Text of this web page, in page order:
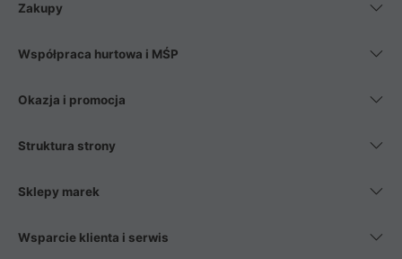
Zakupy
Współpraca hurtowa i MŚP
Okazja i promocja
Struktura strony
Sklepy marek
Wsparcie klienta i serwis